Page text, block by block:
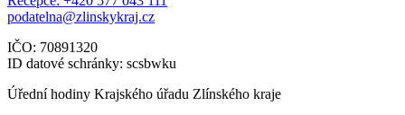
podatelna@zlinskykraj.cz
IČO: 70891320
ID datové schránky: scsbwku
Úřední hodiny Krajského úřadu Zlínského kraje